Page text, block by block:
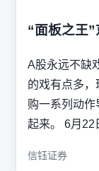
“面板之王
A股永远不缺
的戏有点多，
购一系列动作
起来。 6月22
信钰证券